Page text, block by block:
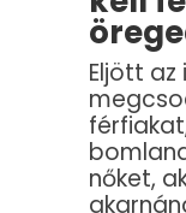
Eljött
nőket,